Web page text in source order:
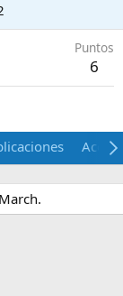
Puntos
6
Acerca